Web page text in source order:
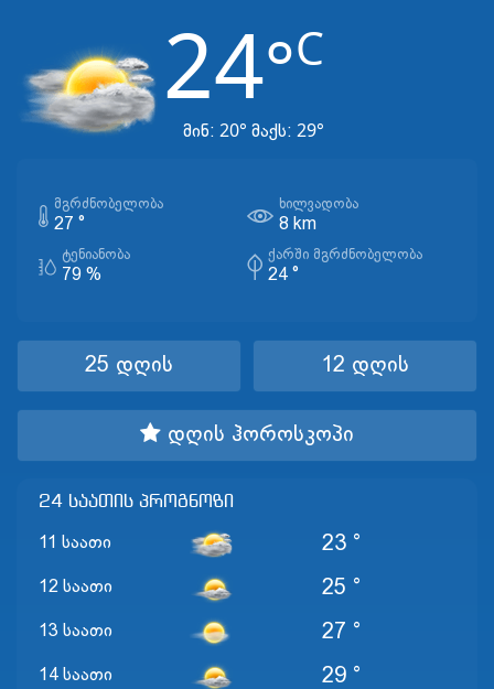
24°C
მინ: 20° მაქს: 29°
ᲛᲒᲠᲫᲜᲝᲑᲔᲚᲝᲑᲐ
27 °
ᲮᲘᲚᲕᲐᲓᲝᲑᲐ
8 km
ᲢᲔᲜᲘᲐᲜᲝᲑᲐ
79 %
ᲥᲐᲠᲨᲘ ᲛᲒᲠᲫᲜᲝᲑᲔᲚᲝᲑᲐ
24 °
25 დღის 12 დღის
დღის ჰოროსკოპი
24 საათის პროგნოზი
11 საათი 23 °
12 საათი 25 °
13 საათი 27 °
14 საათი 29 °